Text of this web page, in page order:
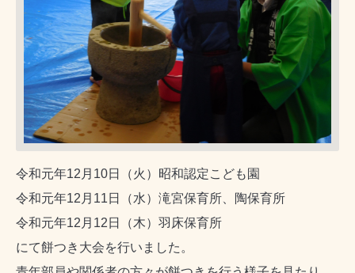
令和元年12月10日（火）昭和認定こども園
令和元年12月11日（水）滝宮保育所、陶保育所
令和元年12月12日（木）羽床保育所
にて餅つき大会を行いました。